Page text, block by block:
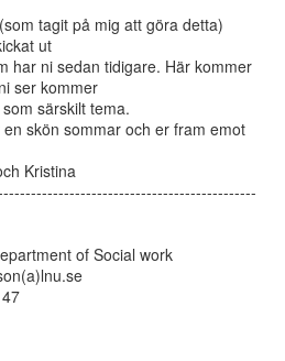
tagit på mig att göra detta)
ut
har ni sedan tidigare. Här kommer
ser kommer
särskilt tema.
skön sommar och er fram emot
Kristina
of Social work